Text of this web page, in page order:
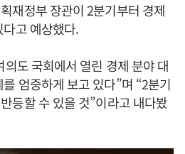
재정부 장관이 2분기부터 경제
고 예상했다.
도 국회에서 열린 경제 분야 대
엄중하게 보고 있다”며 “2분기
등할 수 있을 것”이라고 내다봤